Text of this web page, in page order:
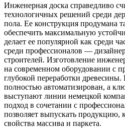
Инженерная доска справедливо
технологичных решений среди
пола. Ее конструкция продумана
обеспечить максимальную
делает ее популярной как среди
среди профессионалов —
строителей. Изготовление
на современном оборудовании с
глубокой переработки
полностью автоматизирован, а
выступают линии немецкой
подход в сочетании с
позволяет выпускать продукцию,
свойства массива и паркета.